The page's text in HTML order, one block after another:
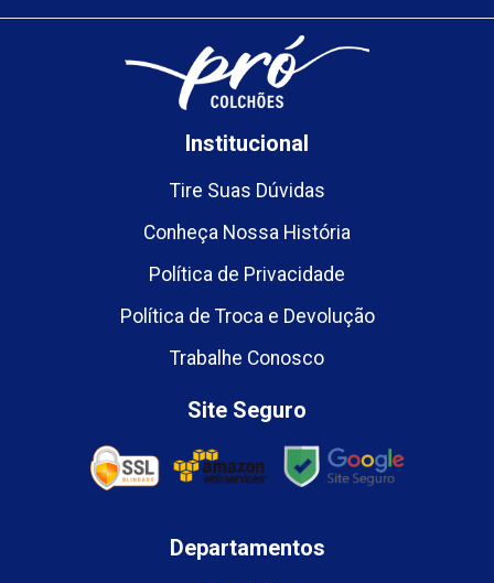
Institucional
Tire Suas Dúvidas
Conheça Nossa História
Política de Privacidade
Política de Troca e Devolução
Trabalhe Conosco
Site Seguro
Departamentos